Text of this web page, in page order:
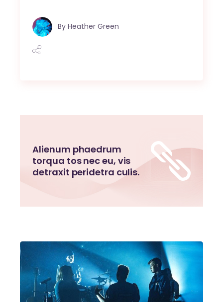
By Heather Green
Alienum phaedrum
torqua tos nec eu, vis
detraxit peridetra culis.